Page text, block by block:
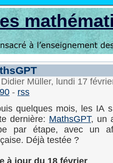
Müller, lundi 17
- rss
quelques mois, les IA
dernière: MathsGPT, un
par étape, avec un
Déjà testée ?
à jour du 18 février